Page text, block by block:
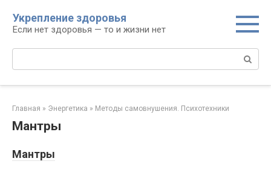
контенту
Укрепление здоровья
Если нет здоровья — то и жизни нет
Поиск:
Главная » Энергетика » Методы самовнушения. Психотехники
Мантры
Мантры